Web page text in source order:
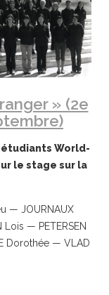
» (2e
étudiants World-
le stage sur la
— JOURNAUX
— PETERSEN
Dorothée — VLAD